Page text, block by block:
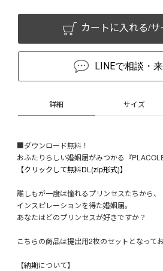
カートに入れる/
LINEで相談・
詳細 サイズ
■ダウンロード無料！
おふたりらしい婚姻届がみつかる『
【クリックして無料DL(zip形式)】
誰しもが一度は憧れるプリンセスたちから、
インスピレーションを得た婚姻届。
あなたはどのプリンセスが好きですか？
こちらの商品は提出用2枚のセットとなってお
【納期について】